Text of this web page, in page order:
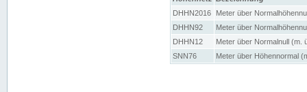
DHHN2016
Meter über
DHHN92
Meter über
DHHN12
Meter über Normalnull (m.
SNN76
Meter über Höhennormal